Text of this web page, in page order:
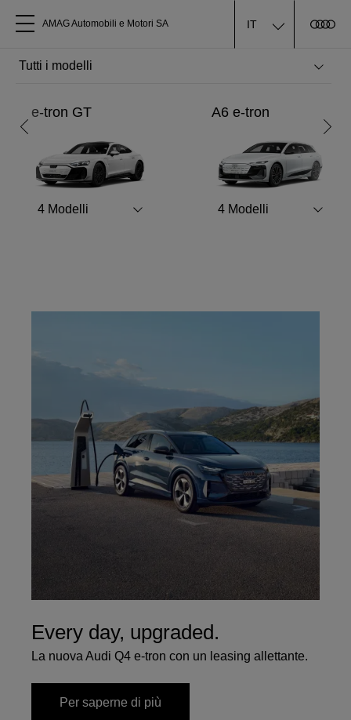
Tutti i modelli
Chi siamo
Acquistare Audi
Service
AMAG Automobili e Motori SA IT
Prenotate subito il check vacanze
Maggiori informazioni
e-tron GT
4 Modelli
A6 e-tron
4 Modelli
Every day, upgraded.
La nuova Audi Q4 e-tron con un leasing allettante.
Per saperne di più